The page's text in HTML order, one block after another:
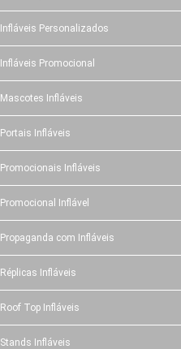
Infláveis Personalizados
Infláveis Promocional
Mascotes Infláveis
Portais Infláveis
Promocionais Infláveis
Promocional Inflável
Propaganda com Infláveis
Réplicas Infláveis
Roof Top Infláveis
Stands Infláveis